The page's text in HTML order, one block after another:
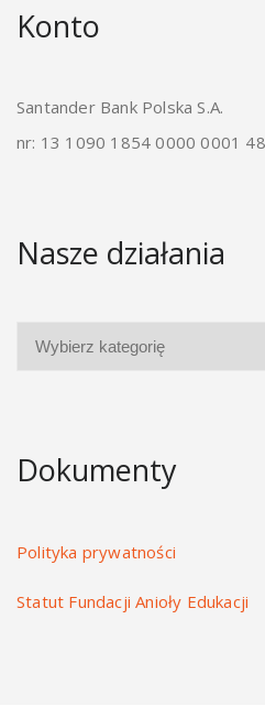
Konto
Santander Bank Polska S.A.
nr: 13 1090 1854 0000 0001
Nasze działania
Dokumenty
Polityka prywatności
Statut Fundacji Anioły Edukacji